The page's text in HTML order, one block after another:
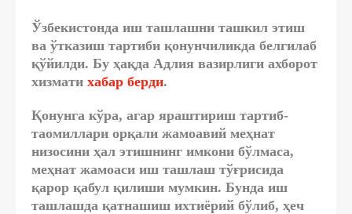
Ўзбекистонда иш ташлашни ташкил этиш
ва ўтказиш тартиби қонунчиликда белгилаб
қўйилди. Бу ҳақда Адлия вазирлиги ахборот
хизмати хабар берди.
Қонунга кўра, агар яраштириш тартиб-
таомиллари орқали жамоавий меҳнат
низосини ҳал этишнинг имкони бўлмаса,
меҳнат жамоаси иш ташлаш тўғрисида
қарор қабул қилиши мумкин. Бунда иш
ташлашда қатнашиш ихтиёрий бўлиб, ҳеч